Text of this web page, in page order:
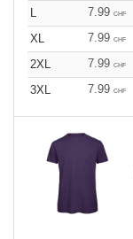
L
7.99 CHF
XL
7.99 CHF
2XL
7.99 CHF
3XL
7.99 CHF